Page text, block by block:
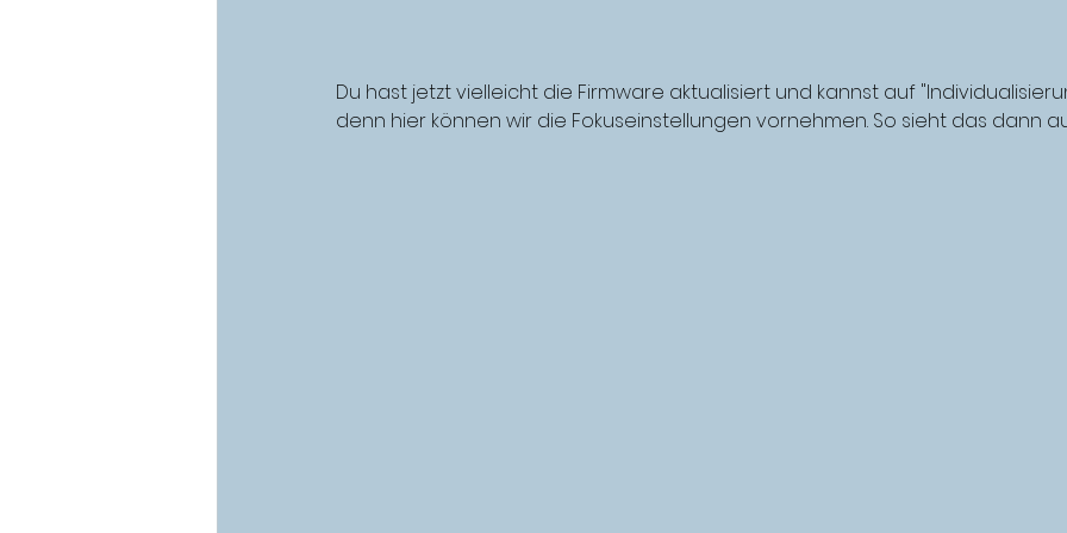
Du hast jetzt vielleicht die Firmware aktualisiert und kannst auf
denn hier können wir die Fokuseinstellungen vornehmen. So sieht das dann